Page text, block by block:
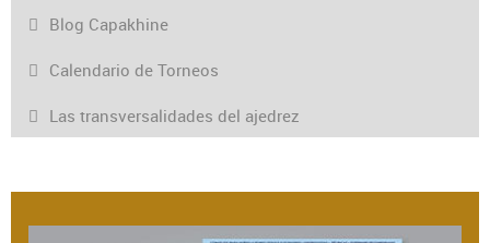
Blog Capakhine
Calendario de Torneos
Las transversalidades del ajedrez